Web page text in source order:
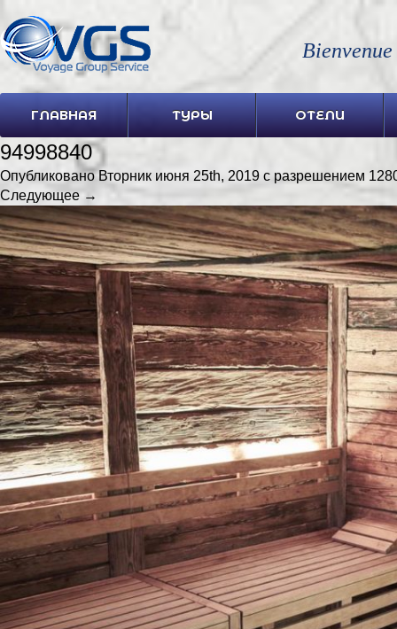
ГЛАВНАЯ ТУРЫ ОТЕЛИ
94998840
ОпубликованоВторник июня 25th, 2019 с разрешением
Следующее →